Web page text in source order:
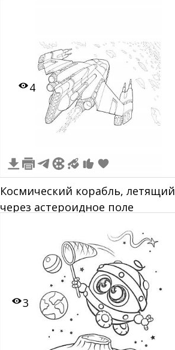
4
Космический корабль, летящий
через астероидное поле
3